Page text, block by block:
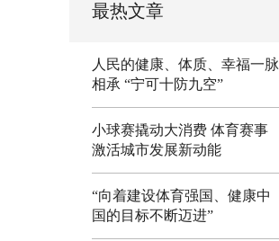
最热文章
人民的健康、体质、幸福一脉
相承 “宁可十防九空”
小球赛撬动大消费 体育赛事
激活城市发展新动能
“向着建设体育强国、健康中
国的目标不断迈进”